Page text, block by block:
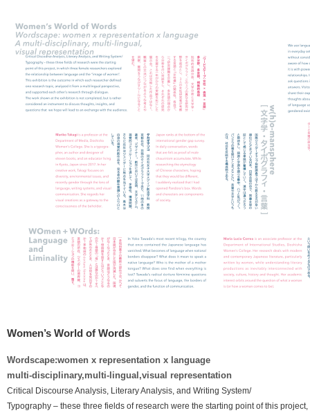
Women’s World of Words
Wordscape:women x representation x language
multi-disciplinary,multi-lingual,visual representation
Critical Discourse Analysis, Literary Analysis, and Writing System/
Typography – these three fields of research were the starting point of this